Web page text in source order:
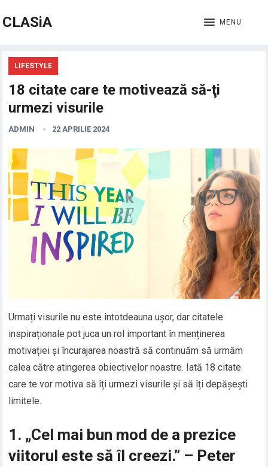
CLASiA MENU
LIFESTYLE
18 citate care te motivează să-ţi
urmezi visurile
ADMIN 22 APRILIE 2024
Urmați visurile nu este întotdeauna ușor, dar citatele
inspiraționale pot juca un rol important în menținerea
motivației și încurajarea noastră să continuăm să urmăm
calea către atingerea obiectivelor noastre. Iată 18 citate
care te vor motiva să îți urmezi visurile și să îți depășești
limitele.
1. „Cel mai bun mod de a prezice
viitorul este să îl creezi.” – Peter